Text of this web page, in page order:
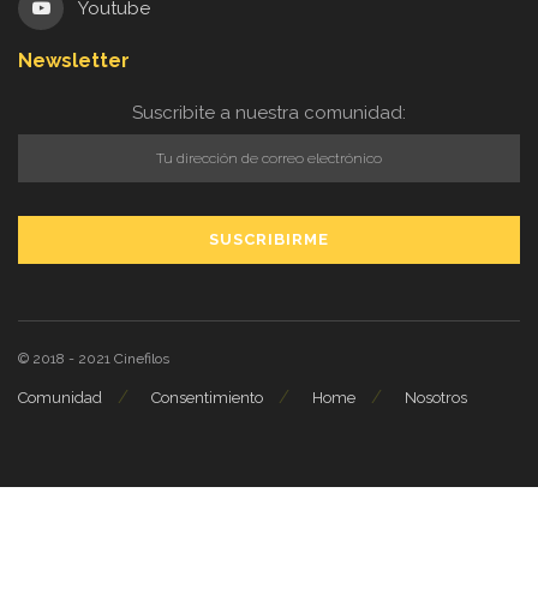
Youtube
Newsletter
Suscribite a nuestra comunidad:
© 2018 - 2021 Cinefilos
Comunidad Consentimiento Home Nosotros